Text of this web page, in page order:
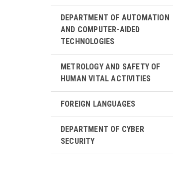
DEPARTMENT OF AUTOMATION
AND COMPUTER-AIDED
TECHNOLOGIES
METROLOGY AND SAFETY OF
HUMAN VITAL ACTIVITIES
FOREIGN LANGUAGES
DEPARTMENT OF CYBER ​​
SECURITY